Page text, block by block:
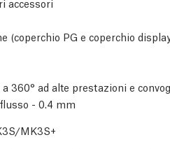
accessori
(coperchio PG e coperchio
360° ad alte prestazioni e
- 0.4 mm
MK3S+